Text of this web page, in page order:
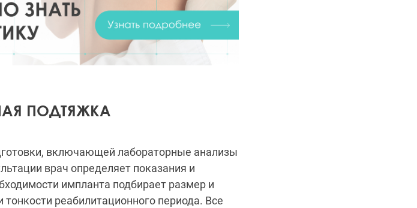
ПОДТЯЖКА
включающей лабораторные анализы
врач определяет показания и
импланта подбирает размер и
реабилитационного периода. Все